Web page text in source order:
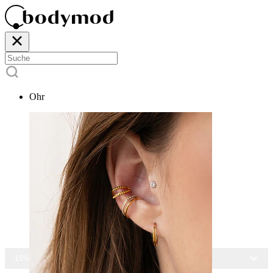
Ohr
-15% AUF ALLEN SCHMUCK